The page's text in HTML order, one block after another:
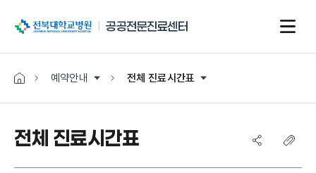
전북대학교병원
공공전문진료센터
예약안내 전체 진료시간표
전체 진료시간표